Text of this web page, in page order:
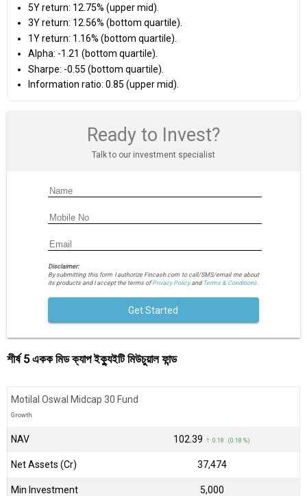
5Y return: 12.75% (upper mid).
3Y return: 12.56% (bottom quartile).
1Y return: 1.16% (bottom quartile).
Alpha: -1.21 (bottom quartile).
Sharpe: -0.55 (bottom quartile).
Information ratio: 0.85 (upper mid).
Ready to Invest?
Talk to our investment specialist
Disclaimer:
By submitting this form I authorize Fincash.com to call/SMS/email me about
its products and I accept the terms ofPrivacy Policyand Terms & Conditions.
Get Started
শীর্ষ 5 একক মিড ক্যাপ ইক্যুইটি মিউচুয়াল ফান্ড
Motilal Oswal Midcap 30 Fund
Growth
NAV ₹102.39 ↑ 0.18 (0.18 %)
Net Assets (Cr) ₹37,474
Min Investment 5,000